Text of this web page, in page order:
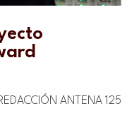
ANTENA 125